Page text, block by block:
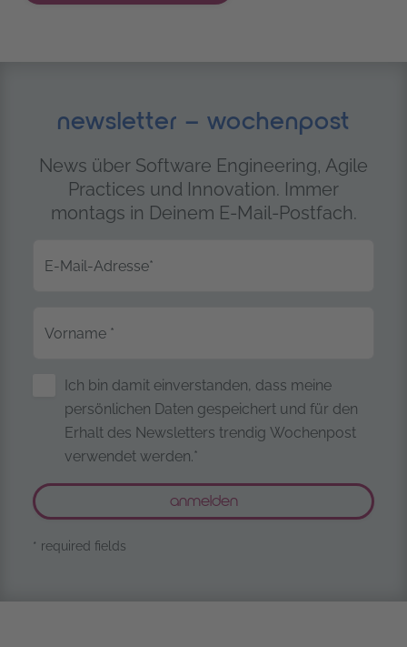
newsletter – wochenpost
News über Software Engineering, Agile
Practices und Innovation. Immer
montags in Deinem E-Mail-Postfach.
E-Mail-Adresse*
Vorname *
Sicherung personenbezogener
Ich bin damit einverstanden, dass meine
persönlichen Daten gespeichert und für den
Erhalt des Newsletters trendig Wochenpost
verwendet werden.*
* required fields